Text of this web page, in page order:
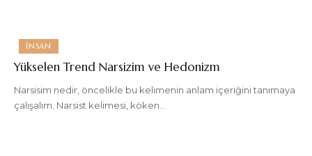
İNSAN
Yükselen Trend Narsizim ve Hedonizm
Narsisim nedir, öncelikle bu kelimenin anlam içeriğini tanımaya
çalışalım. Narsist kelimesi, köken